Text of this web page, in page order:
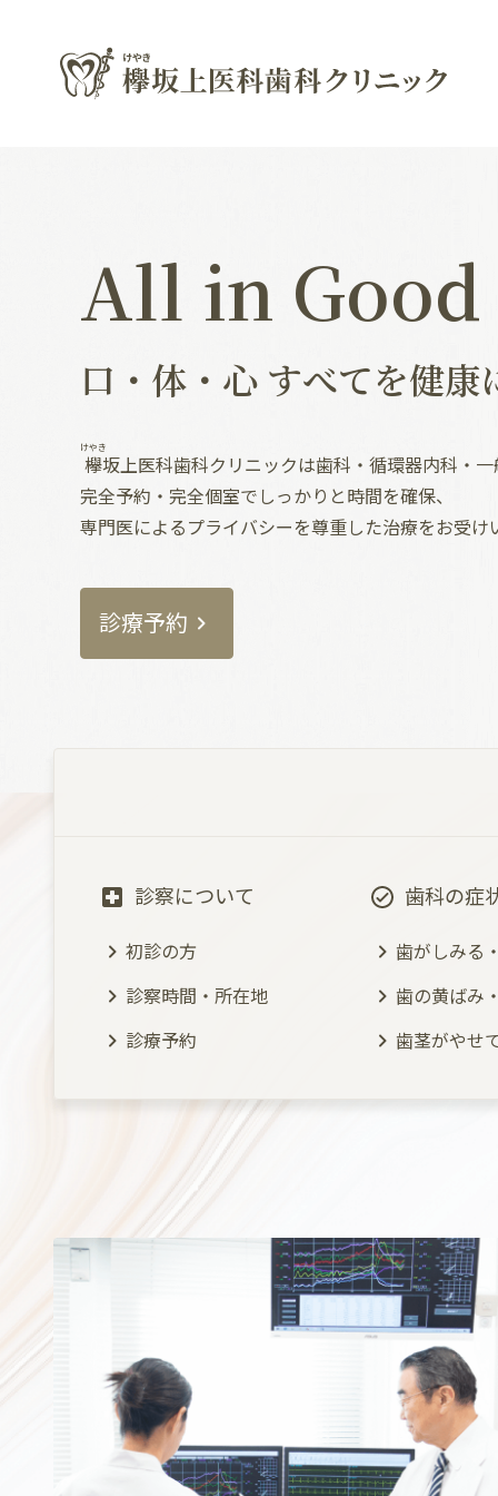
All in
口・体・心 すべてを健康
欅
けやき
坂上医科歯科クリニックは歯科・循環器内科・
完全予約・完全個室でしっかりと時間を確保、
専門医によるプライバシーを尊重した治療をお受け
診療予約
診察について
初診の方
診察時間・所在地
診療予約
歯科の症
歯がしみる
歯の黄ばみ
歯茎がやせ